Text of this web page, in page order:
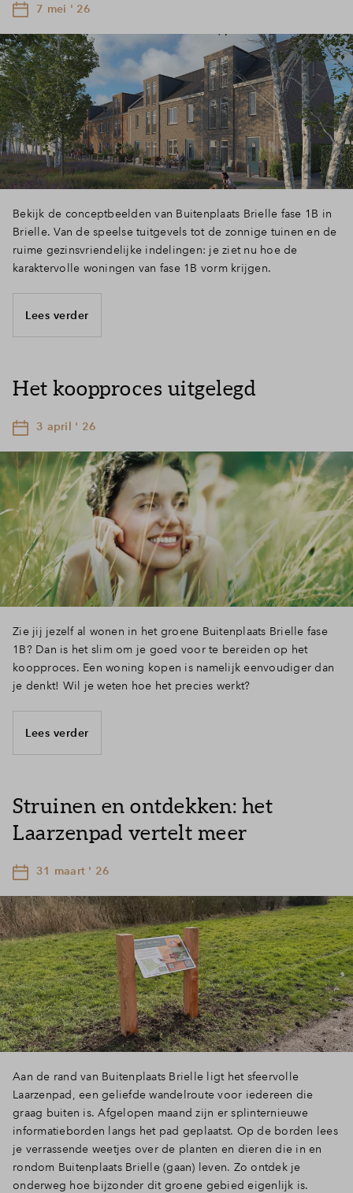
7 mei ' 26
Bekijk de conceptbeelden van Buitenplaats Brielle fase 1B in
Brielle. Van de speelse tuitgevels tot de zonnige tuinen en de
ruime gezinsvriendelijke indelingen: je ziet nu hoe de
karaktervolle woningen van fase 1B vorm krijgen.
Lees verder
Het koopproces uitgelegd
3 april ' 26
Zie jij jezelf al wonen in het groene Buitenplaats Brielle fase
1B? Dan is het slim om je goed voor te bereiden op het
koopproces. Een woning kopen is namelijk eenvoudiger dan
je denkt! Wil je weten hoe het precies werkt?
Lees verder
Struinen en ontdekken: het
Laarzenpad vertelt meer
31 maart ' 26
Aan de rand van Buitenplaats Brielle ligt het sfeervolle
Laarzenpad, een geliefde wandelroute voor iedereen die
graag buiten is. Afgelopen maand zijn er splinternieuwe
informatieborden langs het pad geplaatst. Op de borden lees
je verrassende weetjes over de planten en dieren die in en
rondom Buitenplaats Brielle (gaan) leven. Zo ontdek je
onderweg hoe bijzonder dit groene gebied eigenlijk is.